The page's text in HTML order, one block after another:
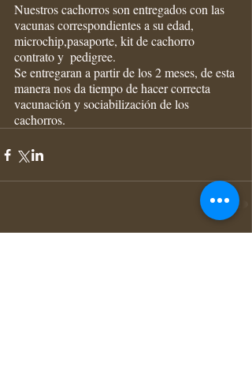
Nuestros cachorros son entregados con las
vacunas correspondientes a su edad,
microchip,pasaporte, kit de cachorro
contrato y  pedigree.
Se entregaran a partir de los 2 meses, de esta
manera nos da tiempo de hacer correcta
vacunación y sociabilización de los
cachorros.